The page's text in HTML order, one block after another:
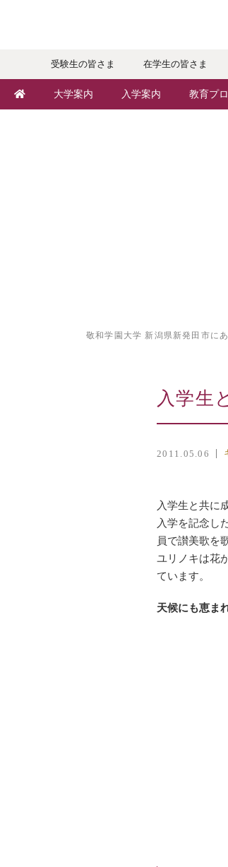
受験生の皆さま 在学生の皆さま
大学案内 入学案内 教育プ
敬和学園大学 新潟県新発田市に
入学生
2011.05.06
入学生と共に
入学を記念し
員で讃美歌を
ユリノキは花
ています。
天候にも恵ま